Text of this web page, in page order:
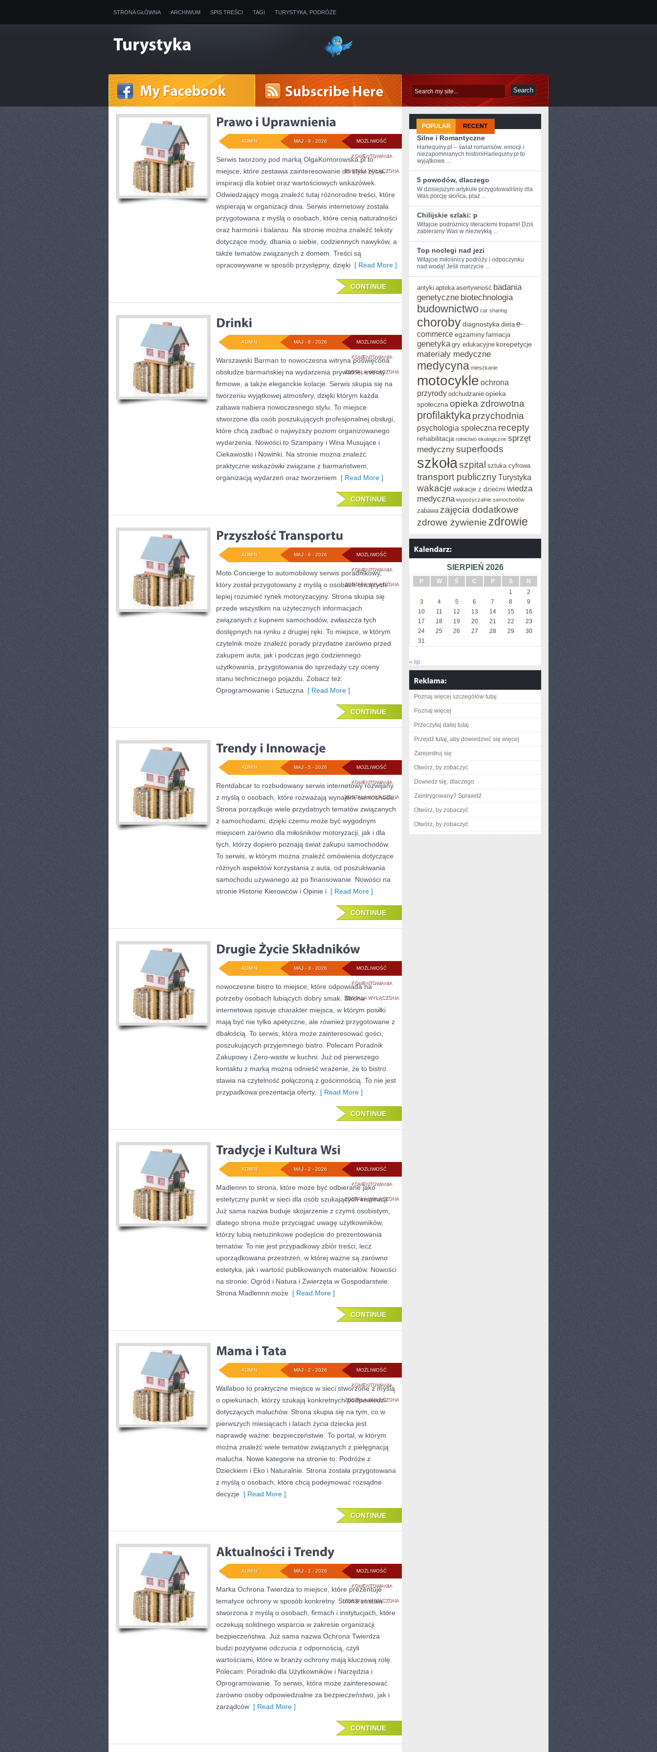
STRONA GŁÓWNA ARCHIWUM SPIS TREŚCI TAGI TURYSTYKA, PODRÓŻE
MOŻLIWOŚĆ
KOMENTOWANIAPRAWO
I
UPRAWNIENIA
ZOSTAŁA WYŁĄCZONA
MAJ - 9 - 2026
ADMIN
Serwis tworzony pod marką OlgaKomorowska.pl to
miejsce, które zestawia zainteresowanie do stylu życia,
inspiracji dla kobiet oraz wartościowych wskazówek.
Odwiedzający mogą znaleźć tutaj różnorodne treści, które
wspierają w organizacji dnia. Serwis internetowy została
przygotowana z myślą o osobach, które cenią naturalności
oraz harmonii i balansu. Na stronie można znaleźć teksty
dotyczące mody, dbania o siebie, codziennych nawyków, a
także tematów związanych z domem. Treści są
opracowywane w sposób przystępny, dzięki [ Read More ]
CONTINUE
MOŻLIWOŚĆ
KOMENTOWANIADRINKI
ZOSTAŁA WYŁĄCZONA
MAJ - 8 - 2026
ADMIN
Warszawski Barman to nowoczesna witryna poświęcona
obsłudze barmańskiej na wydarzenia prywatne, eventy
firmowe, a także eleganckie kolacje. Serwis skupia się na
tworzeniu wyjątkowej atmosfery, dzięki którym każda
zabawa nabiera nowoczesnego stylu. To miejsce
stworzone dla osób poszukujących profesjonalnej obsługi,
które chcą zadbać o najwyższy poziom organizowanego
wydarzenia. Nowości to Szampany i Wina Musujące i
Ciekawostki i Nowinki. Na stronie można znaleźć
praktyczne wskazówki związane z barmaństwem,
organizacją wydarzeń oraz tworzeniem [ Read More ]
CONTINUE
MOŻLIWOŚĆ
KOMENTOWANIAPRZYSZŁOŚĆ
TRANSPORTU
ZOSTAŁA WYŁĄCZONA
MAJ - 6 - 2026
ADMIN
Moto Concierge to automobilowy serwis poradnikowy,
który został przygotowany z myślą o osobach chcących
lepiej rozumieć rynek motoryzacyjny. Strona skupia się
przede wszystkim na użytecznych informacjach
związanych z kupnem samochodów, zwłaszcza tych
dostępnych na rynku z drugiej ręki. To miejsce, w którym
czytelnik może znaleźć porady przydatne zarówno przed
zakupem auta, jak i podczas jego codziennego
użytkowania, przygotowania do sprzedaży czy oceny
stanu technicznego pojazdu. Zobacz też:
Oprogramowanie i Sztuczna [ Read More ]
CONTINUE
MOŻLIWOŚĆ
KOMENTOWANIATRENDY
I
INNOWACJE
ZOSTAŁA WYŁĄCZONA
MAJ - 5 - 2026
ADMIN
Rentdabcar to rozbudowany serwis internetowy rozwijany
z myślą o osobach, które rozważają wynajem samochodu.
Strona porządkuje wiele przydatnych tematów związanych
z samochodami, dzięki czemu może być wygodnym
miejscem zarówno dla miłośników motoryzacji, jak i dla
tych, którzy dopiero poznają świat zakupu samochodów.
To serwis, w którym można znaleźć omówienia dotyczące
różnych aspektów korzystania z auta, od poszukiwania
samochodu używanego aż po finansowanie. Nowości na
stronie Historie Kierowców i Opinie i [ Read More ]
CONTINUE
MOŻLIWOŚĆ
KOMENTOWANIADRUGIE
ŻYCIE
SKŁADNIKÓW
ZOSTAŁA WYŁĄCZONA
MAJ - 3 - 2026
ADMIN
nowoczesne bistro to miejsce, które odpowiada na
potrzeby osobach lubiących dobry smak. Strona
internetowa opisuje charakter miejsca, w którym posiłki
mają być nie tylko apetyczne, ale również przygotowane z
dbałością. To serwis, która może zainteresować gości,
poszukujących przyjemnego bistro. Polecam Poradnik
Zakupowy i Zero-waste w kuchni. Już od pierwszego
kontaktu z marką można odnieść wrażenie, że to bistro
stawia na czytelność połączoną z gościnnością. To nie jest
przypadkowa prezentacja oferty,
[ Read More ]
CONTINUE
MOŻLIWOŚĆ
KOMENTOWANIATRADYCJE
I
KULTURA
ZOSTAŁA WYŁĄCZONA
MAJ - 2 - 2026
ADMIN
Madlennn to strona, które może być odbierane jako
estetyczny punkt w sieci dla osób szukających inspiracji.
Już sama nazwa buduje skojarzenie z czymś osobistym,
dlatego strona może przyciągać uwagę użytkowników,
którzy lubią nietuzinkowe podejście do prezentowania
tematów. To nie jest przypadkowy zbiór treści, lecz
uporządkowana przestrzeń, w której ważne są zarówno
estetyka, jak i wartość publikowanych materiałów. Nowości
na stronie: Ogród i Natura i Zwierzęta w Gospodarstwie.
Strona Madlennn może [ Read More ]
CONTINUE
MOŻLIWOŚĆ
KOMENTOWANIAMAMA
I
TATA
ZOSTAŁA WYŁĄCZONA
MAJ - 2 - 2026
ADMIN
Wallaboo to praktyczne miejsce w sieci stworzone z myślą
o opiekunach, którzy szukają konkretnych podpowiedzi
dotyczących maluchów. Strona skupia się na tym, co w
pierwszych miesiącach i latach życia dziecka jest
naprawdę ważne: bezpieczeństwie. To portal, w którym
można znaleźć wiele tematów związanych z pielęgnacją
malucha. Nowe kategorie na stronie to: Podróże z
Dzieckiem i Eko i Naturalnie. Strona została przygotowana
z myślą o osobach, które chcą podejmować rozsądne
decyzje [ Read More ]
CONTINUE
MOŻLIWOŚĆ
KOMENTOWANIAAKTUALNOŚCI
I
TRENDY
ZOSTAŁA WYŁĄCZONA
MAJ - 1 - 2026
ADMIN
Marka Ochrona Twierdza to miejsce, które prezentuje
tematyce ochrony w sposób konkretny. Strona została
stworzona z myślą o osobach, firmach i instytucjach, które
oczekują solidnego wsparcia w zakresie organizacji
bezpieczeństwa. Już sama nazwa Ochrona Twierdza
budzi pozytywne odczucia z odpornością, czyli
wartościami, które w branży ochrony mają kluczową rolę.
Polecam: Poradniki dla Użytkowników i Narzędzia i
Oprogramowanie. To serwis, która może zainteresować
zarówno osoby odpowiedzialne za bezpieczeństwo, jak i
zarządców [ Read More ]
CONTINUE
POPULAR RECENT
Silne i Romantyczne
Harlequiny.pl – świat romansów, emocji i
niezapomnianych historiiHarlequiny.pl to
wyjątkowe ...
5 powodów, dlaczego
W dzisiejszym artykule przygotowaliśmy dla
Was porcję słońca, plaż​ ...
Chilijskie szlaki: p
Witajcie podróżnicy literackimi tropami! Dziś
zabieramy Was w niezwykłą⁤ ...
Top noclegi nad jezi
Witajcie miłośnicy podróży i odpoczynku
nad wodą! Jeśli marzycie ...
antyki apteka asertywność badania
genetyczne biotechnologia
budownictwo car sharing
chorobydiagnostyka dieta e-
commerceegzaminy farmacja
genetyka gry edukacyjne korepetycje
materiały medyczne
medycyna mieszkanie
motocykle ochrona
przyrody odchudzanie opieka
społeczna opieka zdrowotna
profilaktykaprzychodnia
psychologia społeczna recepty
rehabilitacja rolnictwo ekologiczne sprzęt
medycznysuperfoods
szkołaszpital sztuka cyfrowa
transport publicznyTurystyka
wakacje wakacje z dziećmi wiedza
medyczna wypożyczalnie samochodów
zabawa zajęcia dodatkowe
zdrowe żywienie zdrowie
SIERPIEŃ 2026
P W Ś C P S
N
1
2
3
4 5 6 7 8
9
10
11 12 13 14 15
16
17
18 19 20 21 22
23
24
25 26 27 28 29
30
31
« lip
Poznaj więcej szczegółów tutaj
Poznaj więcej
Przeczytaj dalej tutaj
Przejdź tutaj, aby dowiedzieć się więcej
Zarejestruj się
Otwórz, by zobaczyć
Dowiedz się, dlaczego
Zaintrygowany? Sprawdź
Otwórz, by zobaczyć
Otwórz, by zobaczyć